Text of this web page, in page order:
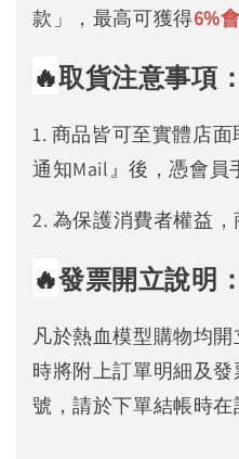
款」，最高可獲得6%
🔥取貨注意事項：
1. 商品皆可至實體店
通知Mail』後，憑會員
2. 為保護消費者權益，
🔥發票開立說明：
凡於熱血模型購物均
時將附上訂單明細及
號，請於下單結帳時在